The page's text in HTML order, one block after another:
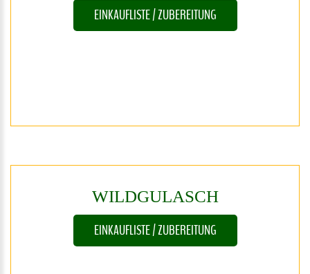
EINKAUFLISTE / ZUBEREITUNG
WILDGULASCH
EINKAUFLISTE / ZUBEREITUNG